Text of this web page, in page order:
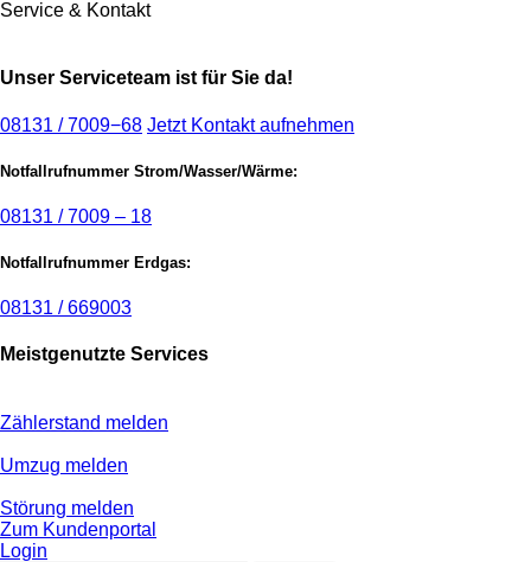
Service & Kontakt
Unser Serviceteam ist für Sie da!
08131 / 7009−68 Jetzt Kontakt aufnehmen
Notfallrufnummer Strom/Wasser/Wärme:
08131 / 7009 – 18
Notfallrufnummer Erdgas:
08131 / 669003
Meistgenutzte Services
Zählerstand melden
Umzug melden
Störung melden
Zum Kundenportal
Login